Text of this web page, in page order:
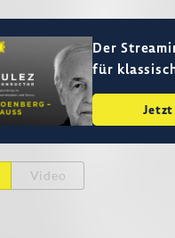
Der
für
Video